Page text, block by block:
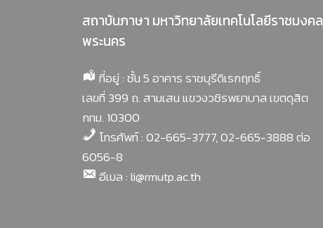
สถาบันภาษา มหาวิทยาลัยเทคโนโลยีราชมงคล
พระนคร
ที่อยู่ : ชั้น 5 อาคาร ราชบุรีดิเรกฤทธิ์
เลขที่ 399 ถ. สามเสน แขวงวชิรพยาบาล เขตดุสิต
กทม. 10300
โทรศัพท์ : 02-665-3777, 02-665-3888 ต่อ
6056-8
อีเมล : li@rmutp.ac.th